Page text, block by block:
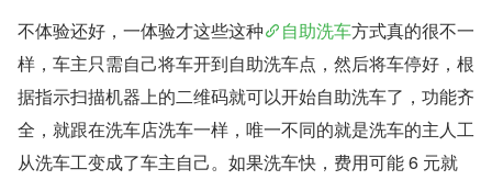
不体验还好，一体验才这些这种 自助洗车方式真的很不一
样，车主只需自己将车开到自助洗车点，然后将车停好，根
据指示扫描机器上的二维码就可以开始自助洗车了，功能齐
全，就跟在洗车店洗车一样，唯一不同的就是洗车的主人工
从洗车工变成了车主自己。如果洗车快，费用可能 6 元就